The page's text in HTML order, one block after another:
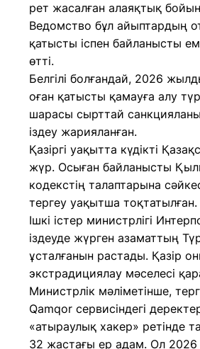
рет жасалған алаяқтық
Ведомство бұл айыптардың
қатысты іспен байланысты
өтті.
Белгілі болғандай, 2026
оған қатысты қамауға алу
шарасы сырттай
іздеу жарияланған.
Қазіргі уақытта күдікті
жүр. Осыған байланысты
кодекстің талаптарына
тергеу уақытша тоқтатылған.
Ішкі істер министрлігі
іздеуде жүрген азаматтың
ұсталғанын растады. Қазір
экстрадициялау мәселесі
Министрлік мәліметінше,
Qamqor сервисіндегі
«атыраулық хакер» ретінде
32 жастағы ер адам. Ол